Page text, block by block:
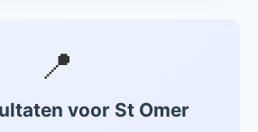
📍
voor St Omer